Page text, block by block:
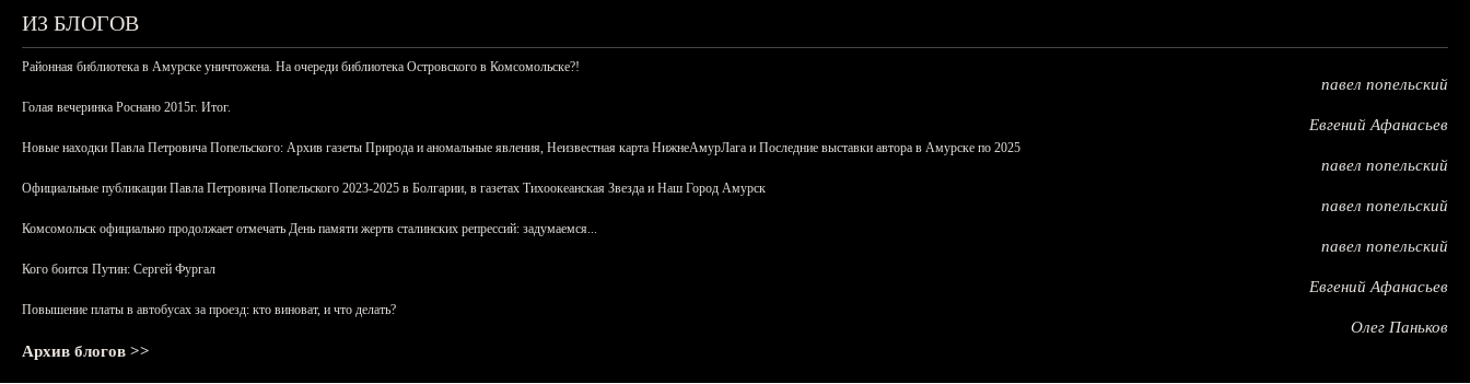
ИЗ БЛОГОВ
Районная библиотека в Амурске уничтожена. На очереди библиотека Островского в Комсомольске?!
павел попельский
Голая вечеринка Роснано 2015г. Итог.
Евгений Афанасьев
Новые находки Павла Петровича Попельского: Архив газеты Природа и аномальные явления, Неизвестная карта НижнеАмурЛага и Последние выставки автора в Амурске по 2025
павел попельский
Официальные публикации Павла Петровича Попельского 2023-2025 в Болгарии, в газетах Тихоокеанская Звезда и Наш Город Амурск
павел попельский
Комсомольск официально продолжает отмечать День памяти жертв сталинских репрессий: задумаемся...
павел попельский
Кого боится Путин: Сергей Фургал
Евгений Афанасьев
Повышение платы в автобусах за проезд: кто виноват, и что делать?
Олег Паньков
Архив блогов >>